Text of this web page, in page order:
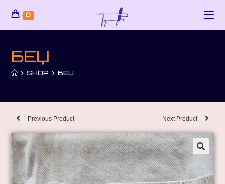
0
Беџ
> SHOP > БЕЏ
Previous Product Next Product